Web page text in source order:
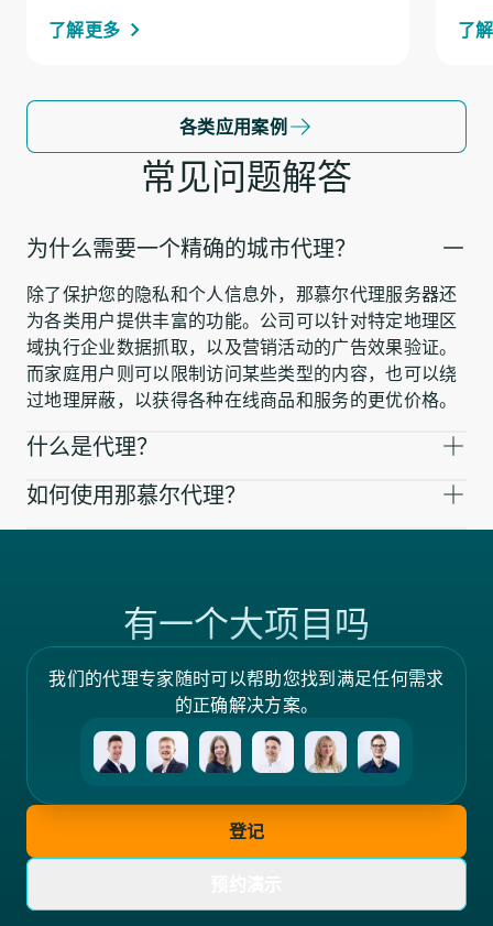
了解更多 了
各类应用案例
常见问题解答
为什么需要一个精确的城市代理？
除了保护您的隐私和个人信息外，那慕尔代理服务器还
为各类用户提供丰富的功能。公司可以针对特定地理区
域执行企业数据抓取，以及营销活动的广告效果验证。
而家庭用户则可以限制访问某些类型的内容，也可以绕
过地理屏蔽，以获得各种在线商品和服务的更优价格。
什么是代理？
如何使用那慕尔代理？
有一个大项目吗
我们的代理专家随时可以帮助您找到满足任何需求
的正确解决方案。
登记